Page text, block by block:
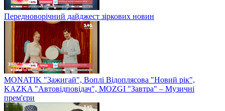
Передноворічний дайджест зіркових новин
MONATIK "Зажигай", Воплі Відоплясова "Новий рік",
KAZKA "Автовідповідач", MOZGI "Завтра" – Музичні
прем'єри